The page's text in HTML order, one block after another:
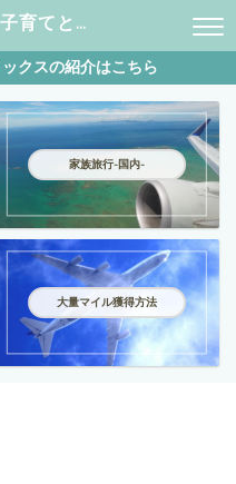
育てと…
クスの紹介はこちら
家族旅行-国内-
大量マイル獲得方法